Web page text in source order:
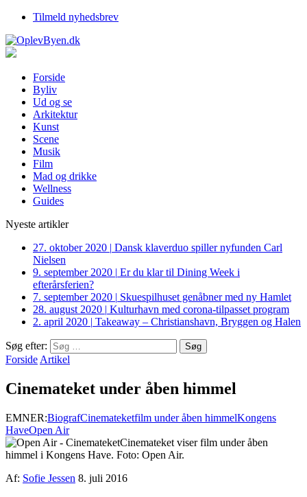
Tilmeld nyhedsbrev
Forside
Byliv
Ud og se
Arkitektur
Kunst
Scene
Musik
Film
Mad og drikke
Wellness
Guides
Nyeste artikler
27. oktober 2020 | Dansk klaverduo spiller nyfunden Carl
Nielsen
9. september 2020 | Er du klar til Dining Week i
efterårsferien?
7. september 2020 | Skuespilhuset genåbner med ny Hamlet
28. august 2020 | Kulturhavn med corona-tilpasset program
2. april 2020 | Takeaway – Christianshavn, Bryggen og Halen
Søg efter:
Forside Artikel
Cinemateket under åben himmel
EMNER:BiografCinemateketfilm under åben himmelKongens
HaveOpen Air
Cinemateket viser film under åben
himmel i Kongens Have. Foto: Open Air.
Af: Sofie Jessen 8. juli 2016